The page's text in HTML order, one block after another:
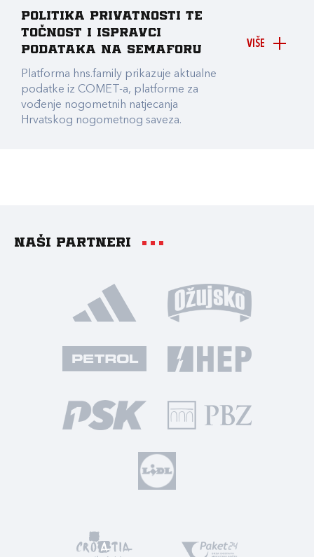
VIŠE
Politika privatnosti te
točnost i ispravci
podataka na Semaforu
Platforma hns.family prikazuje aktualne
podatke iz COMET-a, platforme za
vođenje nogometnih natjecanja
Hrvatskog nogometnog saveza.
Naši partneri